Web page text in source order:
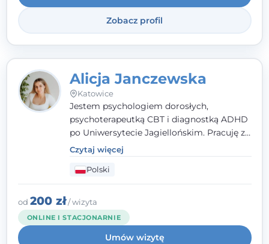
Zobacz profil
Alicja Janczewska
Katowice
Jestem psychologiem dorosłych,
psychoterapeutką CBT i diagnostką ADHD
po Uniwersytecie Jagiellońskim. Pracuję z
dorosłymi, młodzieżą i dziećmi, opierając
pomoc na zrozumieniu indywidualnych
potrzeb i więzi zbudowanej na zaufaniu.
Terapia to dla mnie bezpieczne miejsce, w
którym poczujesz się wysłuchany i
zrozumiany.
Czytaj więcej
Polski
od 200 zł/ wizyta
ONLINE I STACJONARNIE
Umów wizytę